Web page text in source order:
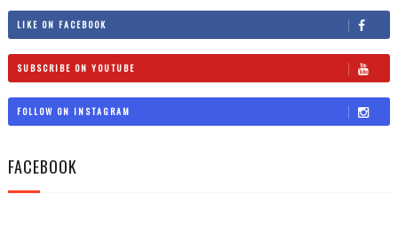
LIKE ON FACEBOOK
SUBSCRIBE ON YOUTUBE
FOLLOW ON INSTAGRAM
FACEBOOK